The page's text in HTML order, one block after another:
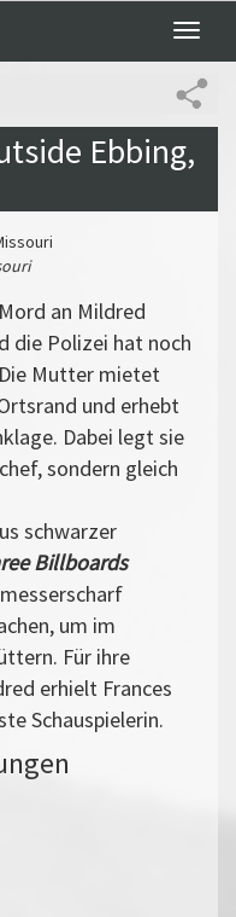
Toggle
Ebbing,
an Mildred
die Polizei hat noch
Mutter mietet
und erhebt
Dabei legt sie
sondern gleich
schwarzer
Billboards
um im
Für ihre
erhielt Frances
Schauspielerin.